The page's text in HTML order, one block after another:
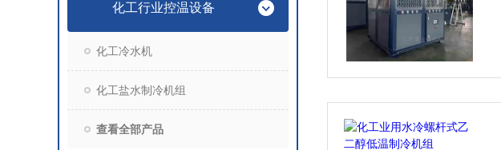
化工行业控温设备
化工冷水机
化工盐水制冷机组
查看全部产品